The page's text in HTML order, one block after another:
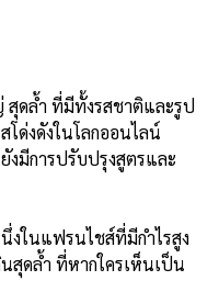
ดล้ำ ที่มีทั้งรสชาติและรูป
ด่งดังในโลกออนไลน์
งมีการปรับปรุงสูตรและ
งในแฟรนไชส์ที่มีกำไรสูง
สุดล้ำ ที่หากใครเห็นเป็น